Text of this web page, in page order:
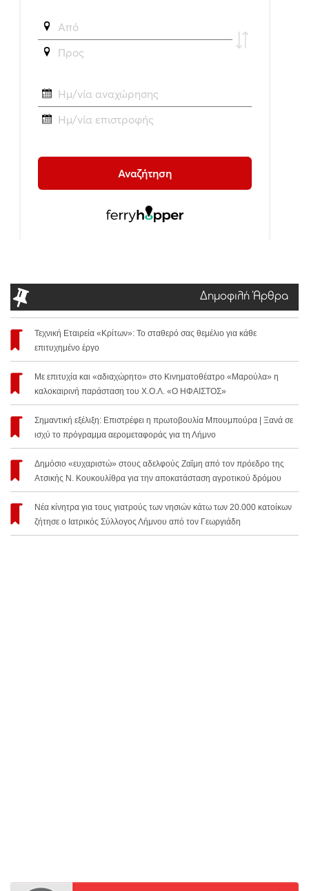
Δημοφιλή Άρθρα
Τεχνική Εταιρεία «Κρίτων»: Το σταθερό σας θεμέλιο για κάθε
επιτυχημένο έργο
Με επιτυχία και «αδιαχώρητο» στο Κινηματοθέατρο «Μαρούλα» η
καλοκαιρινή παράσταση του Χ.Ο.Λ. «Ο ΗΦΑΙΣΤΟΣ»
Σημαντική εξέλιξη: Επιστρέφει η πρωτοβουλία Μπουμπούρα | Ξανά σε
ισχύ το πρόγραμμα αερομεταφοράς για τη Λήμνο
Δημόσιο «ευχαριστώ» στους αδελφούς Ζαΐμη από τον πρόεδρο της
Ατσικής Ν. Κουκουλίθρα για την αποκατάσταση αγροτικού δρόμου
Νέα κίνητρα για τους γιατρούς των νησιών κάτω των 20.000 κατοίκων
ζήτησε ο Ιατρικός Σύλλογος Λήμνου από τον Γεωργιάδη